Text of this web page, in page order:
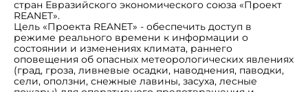
стран Евразийского экономического союза «Проект
REANET».
Цель «Проекта REANET» - обеспечить доступ в
режиме реального времени к информации о
состоянии и изменениях климата, раннего
оповещения об опасных метеорологических явлениях
(град, гроза, ливневые осадки, наводнения, паводки,
сели, оползни, снежные лавины, засуха, лесные